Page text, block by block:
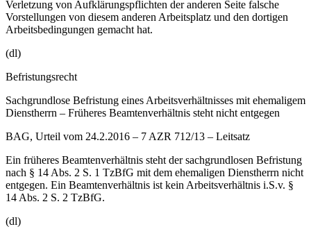
Verletzung von Aufklärungspflichten der anderen Seite falsche
Vorstellungen von diesem anderen Arbeitsplatz und den dortigen
Arbeitsbedingungen gemacht hat.
(dl)
Befristungsrecht
Sachgrundlose Befristung eines Arbeitsverhältnisses mit ehemaligem
Dienstherrn – Früheres Beamtenverhältnis steht nicht entgegen
BAG, Urteil vom 24.2.2016 – 7 AZR 712/13 – Leitsatz
Ein früheres Beamtenverhältnis steht der sachgrundlosen Befristung
nach § 14 Abs. 2 S. 1 TzBfG mit dem ehemaligen Dienstherrn nicht
entgegen. Ein Beamtenverhältnis ist kein Arbeitsverhältnis i.S.v. §
14 Abs. 2 S. 2 TzBfG.
(dl)